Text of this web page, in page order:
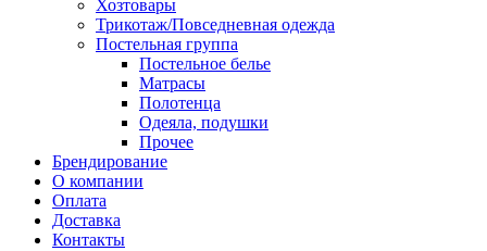
Хозтовары
Трикотаж/Повседневная одежда
Постельная группа
Постельное белье
Матрасы
Полотенца
Одеяла, подушки
Прочее
Брендирование
О компании
Оплата
Доставка
Контакты